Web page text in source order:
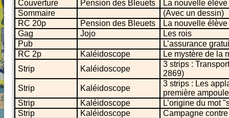
Couverture Pension des Bleuets
La nouvelle élève
Sommaire
(Avec un dessin)
RC 20p
Pension des Bleuets
La nouvelle élève
Gag
Jojo
Les rois
Pub
L’assurance
RC 2p
Kaléidoscope
Le mystère de la
Strip
Kaléidoscope
3 strips :
2869)
Strip
Kaléidoscope
3 strips : Les
première
Strip
Kaléidoscope
L’origine du mot
Strip
Kaléidoscope
Campagne